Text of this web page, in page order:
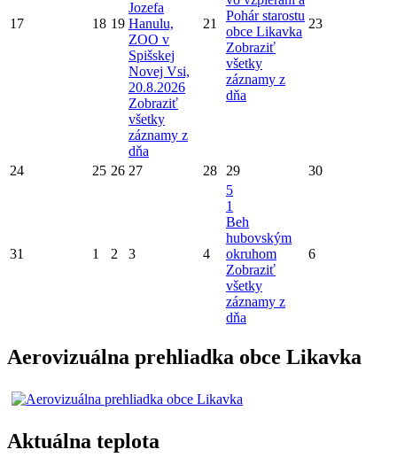
17 18 19
Jozefa
Hanulu,
ZOO v
Spišskej
Novej Vsi,
20.8.2026
Zobraziť
všetky
záznamy z
dňa
21
Pohár starostu
obce Likavka
Zobraziť
všetky
záznamy z
dňa
23
24 25 26 27 28 29 30
31 1 2 3 4
5
1
Beh
hubovským
okruhom
Zobraziť
všetky
záznamy z
dňa
6
Aerovizuálna prehliadka obce Likavka
Aktuálna teplota